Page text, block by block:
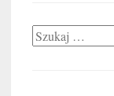
Szukaj: